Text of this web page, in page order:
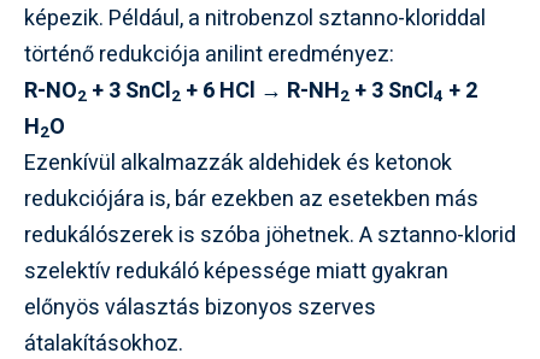
képezik. Például, a nitrobenzol sztanno-kloriddal
történő redukciója anilint eredményez:
R-NO2 + 3 SnCl2 + 6 HCl → R-NH2 + 3 SnCl4 + 2
H2O
Ezenkívül alkalmazzák aldehidek és ketonok
redukciójára is, bár ezekben az esetekben más
redukálószerek is szóba jöhetnek. A sztanno-klorid
szelektív redukáló képessége miatt gyakran
előnyös választás bizonyos szerves
átalakításokhoz.